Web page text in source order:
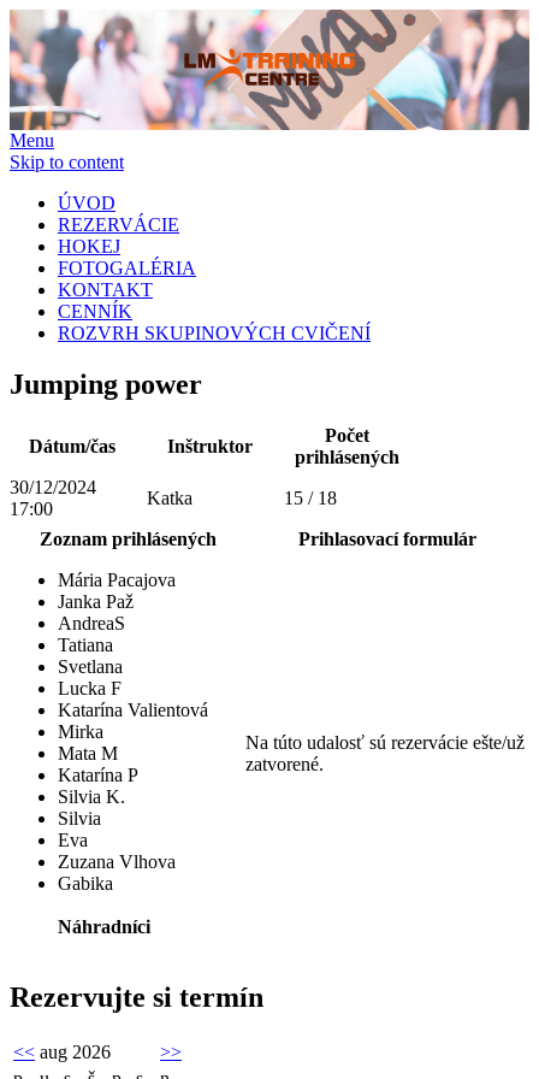
Menu
Skip to content
ÚVOD
REZERVÁCIE
HOKEJ
FOTOGALÉRIA
KONTAKT
CENNÍK
ROZVRH SKUPINOVÝCH CVIČENÍ
Jumping power
Dátum/čas Inštruktor
Počet
prihlásených
30/12/2024
17:00
Katka
15 / 18
Zoznam prihlásených
Prihlasovací formulár
Mária Pacajova
Janka Paž
AndreaS
Tatiana
Svetlana
Lucka F
Katarína Valientová
Mirka
Mata M
Katarína P
Silvia K.
Silvia
Eva
Zuzana Vlhova
Gabika
Náhradníci
Na túto udalosť sú rezervácie ešte/už
zatvorené.
Rezervujte si termín
<< aug 2026
>>